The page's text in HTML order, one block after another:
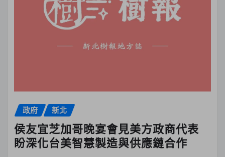
政府 新北
侯友宜芝加哥晚宴會見美方政商代表
盼深化台美智慧製造與供應鏈合作